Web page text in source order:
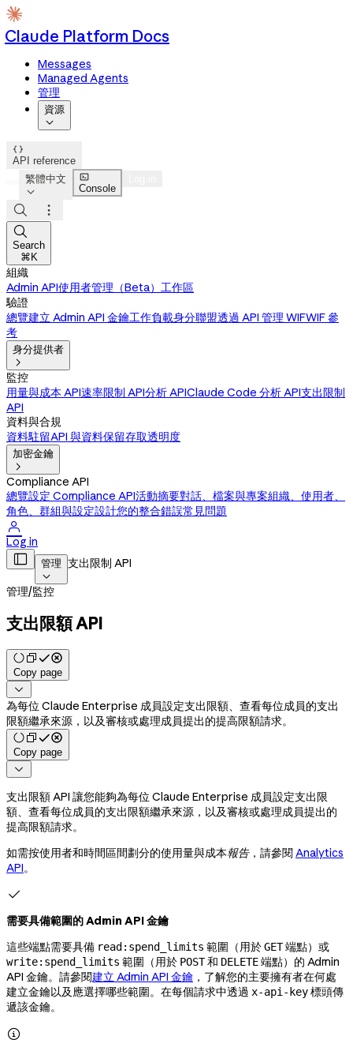
Claude Platform Docs
Messages
Managed Agents
管理
資源


API reference
繁體中文


Console



Search
⌘K
組織
Admin API使用者管理（Beta） 工作區
驗證
總覽建立 Admin API 金鑰工作負載身分聯盟透過 API 管理 WIFWIF 參
考
身分提供者

監控
用量與成本 API速率限制 API分析 APIClaude Code 分析 API支出限制
API
資料與合規
資料駐留API 與資料保留存取透明度
加密金鑰

Compliance API
總覽設定 Compliance API活動摘要對話、檔案與專案組織、使用者、
角色、群組與設定設計您的整合錯誤常見問題

Log in
 管理

支出限制 API
管理/監控
支出限額 API
Copy page

為每位 Claude Enterprise 成員設定支出限額、查看每位成員的支出
限額繼承來源，以及審核或處理成員提出的提高限額請求。
Copy page

支出限額 API 讓您能夠為每位 Claude Enterprise 成員設定支出限
額、查看每位成員的支出限額繼承來源，以及審核或處理成員提出的
提高限額請求。
如需按使用者和時間區間劃分的使用量與成本報告，請參閱Analytics
API。

需要具備範圍的 Admin API 金鑰
這些端點需要具備 read:spend_limits 範圍（用於GET端點）或
write:spend_limits 範圍（用於 POST和 DELETE端點）的 Admin
API 金鑰。請參閱建立 Admin API 金鑰 ，了解您的主要擁有者在何處
建立金鑰以及應選擇哪些範圍。在每個請求中透過 x-api-key標頭傳
遞該金鑰。
